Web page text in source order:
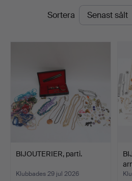
SlutpriserSortera
BIJOUTERIER, parti.
Klubbades 29 jul 2026